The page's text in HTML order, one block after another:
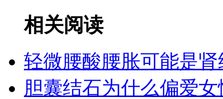
相关阅读
轻微腰酸腰胀可能是
胆囊结石为什么偏爱